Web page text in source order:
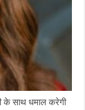
के साथ धमाल करेगी